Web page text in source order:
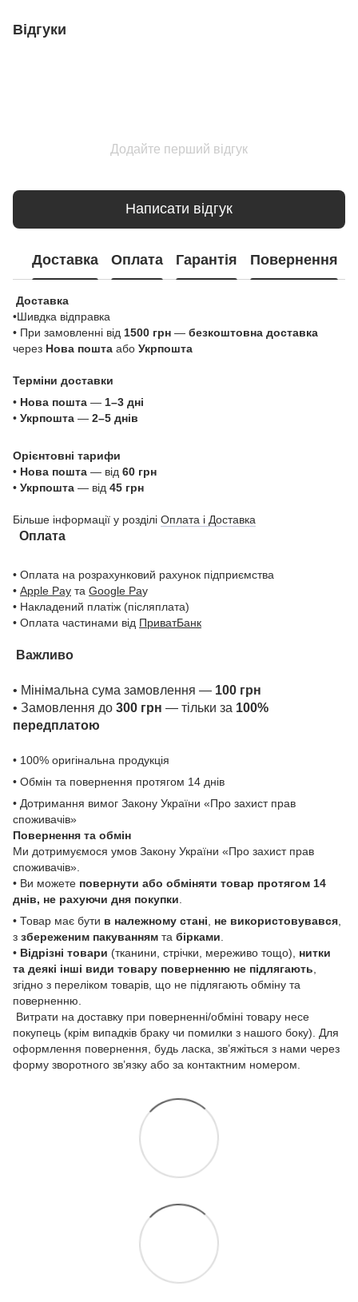
Відгуки
Додайте перший відгук
Написати відгук
Доставка Оплата Гарантія Повернення
Доставка
•Шивдка відправка
• При замовленні від 1500 грн — безкоштовна доставка
через Нова пошта або Укрпошта
Терміни доставки
• Нова пошта — 1–3 дні
• Укрпошта — 2–5 днів
Орієнтовні тарифи
• Нова пошта — від 60 грн
• Укрпошта — від 45 грн
Більше інформації у розділі Оплата і Доставка
Оплата
• Оплата на розрахунковий рахунок підприємства
• Apple Pay та Google Pay
• Накладений платіж (післяплата)
• Оплата частинами від ПриватБанк
Важливо
• Мінімальна сума замовлення — 100 грн
• Замовлення до 300 грн — тільки за 100%
передплатою
• 100% оригінальна продукція
• Обмін та повернення протягом 14 днів
• Дотримання вимог Закону України «Про захист прав
споживачів»
Повернення та обмін
Ми дотримуємося умов Закону України «Про захист прав
споживачів».
• Ви можете повернути або обміняти товар протягом 14
днів, не рахуючи дня покупки
• Товар має бути в належному стані не використовувався
з збереженим пакуванням та бірками
• Відрізні товари (тканини, стрічки, мереживо тощо), нитки
та деякі інші види товару поверненню не підлягають
згідно з переліком товарів, що не підлягають обміну та
поверненню.
Витрати на доставку при поверненні/обміні товару несе
покупець (крім випадків браку чи помилки з нашого боку). Для
оформлення повернення, будь ласка, зв’яжіться з нами через
форму зворотного зв’язку або за контактним номером.